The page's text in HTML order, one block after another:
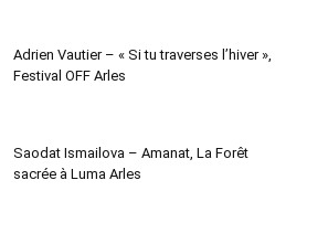
Adrien Vautier – « Si tu traverses l’hiver »,
Festival OFF Arles
Saodat Ismailova – Amanat, La Forêt
sacrée à Luma Arles